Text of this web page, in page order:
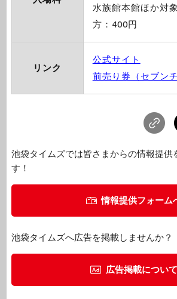
水族館本館ほか対
方：400円
リンク
公式サイト
前売り券（セブン
池袋タイムズでは皆さまからの情報提供
す！
情報提供フォーム
池袋タイムズへ広告を掲載しませんか？
広告掲載について